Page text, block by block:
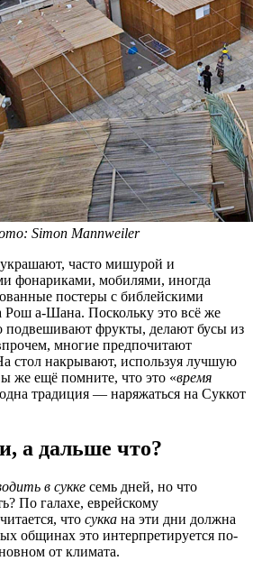
Simon Mannweiler
часто мишурой и
фонариками, мобилями, иногда
постеры с библейскими
Рош а-Шана. Поскольку это всё же
подвешивают фрукты, делают бусы из
многие предпочитают
стол накрывают, используя лучшую
же ещё помните, что это «время
традиция — наряжаться на Суккот
а дальше что?
в сукке семь дней, но что
По галахе, еврейскому
что сукка на эти дни должна
общинах это интерпретируется по-
от климата.